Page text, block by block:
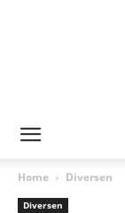
Home Diversen
Diversen